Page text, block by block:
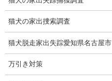
お知らせ
猫犬の家出捜索調査
猫犬脱走家出失踪愛知県名古屋市
万引き対策